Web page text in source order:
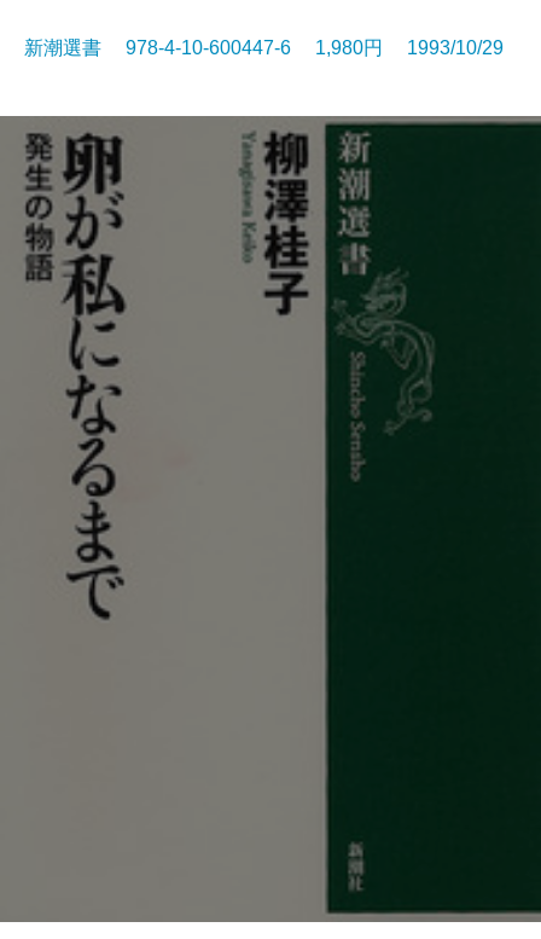
新潮選書 978-4-10-600447-6 1,980円 1993/10/29